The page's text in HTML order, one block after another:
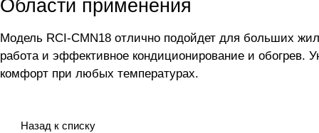
Области применения
Модель RCI-CMN18 отлично подойдет для больших
работа и эффективное кондиционирование и обогрев.
комфорт при любых температурах.
Назад к списку